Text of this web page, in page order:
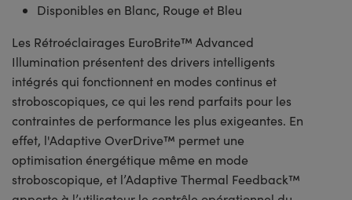
Disponibles en Blanc, Rouge et Bleu
Les Rétroéclairages EuroBrite™ Advanced
Illumination présentent des drivers intelligents
intégrés qui fonctionnent en modes continus et
stroboscopiques, ce qui les rend parfaits pour les
contraintes de performance les plus exigeantes. En
effet, l'Adaptive OverDrive™ permet une
optimisation énergétique même en mode
stroboscopique, et l’Adaptive Thermal Feedback™